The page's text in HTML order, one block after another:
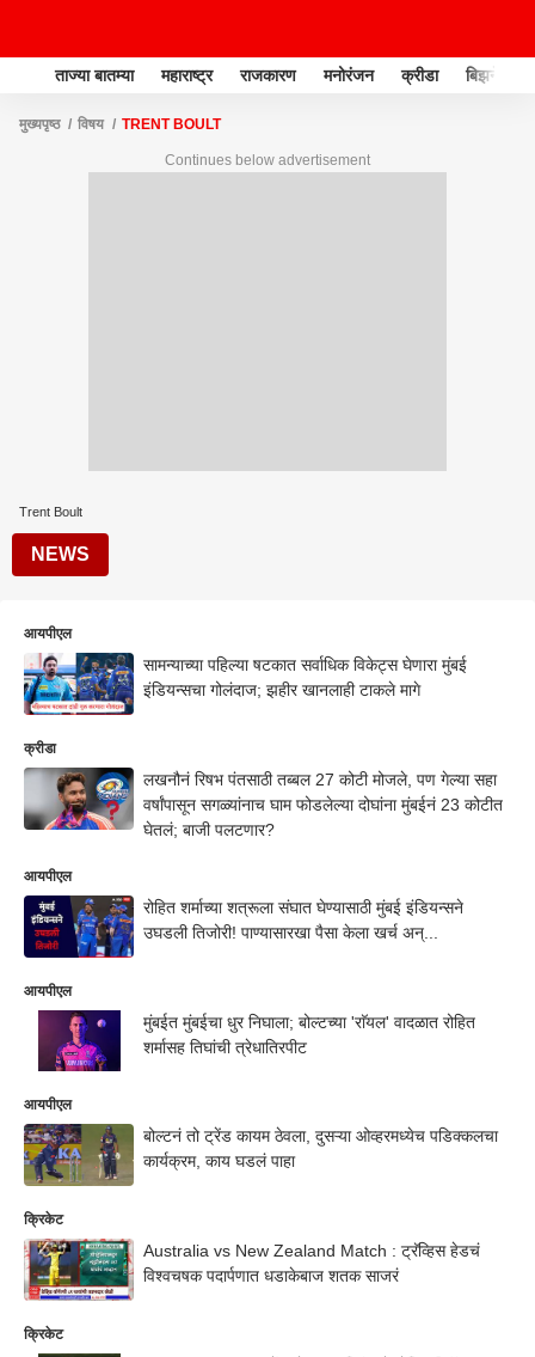
ताज्या बातम्या महाराष्ट्र राजकारण मनोरंजन क्रीडा बिझनेस
मुख्यपृष्ठ विषय TRENT BOULT
Continues below advertisement
Trent Boult
NEWS
आयपीएल
सामन्याच्या पहिल्या षटकात सर्वाधिक विकेट्स घेणारा मुंबई
इंडियन्सचा गोलंदाज; झहीर खानलाही टाकले मागे
क्रीडा
लखनौनं रिषभ पंतसाठी तब्बल 27 कोटी मोजले, पण गेल्या सहा
वर्षांपासून सगळ्यांनाच घाम फोडलेल्या दोघांना मुंबईनं 23 कोटीत
घेतलं; बाजी पलटणार?
आयपीएल
रोहित शर्माच्या शत्रूला संघात घेण्यासाठी मुंबई इंडियन्सने
उघडली तिजोरी! पाण्यासारखा पैसा केला खर्च अन्...
आयपीएल
मुंबईत मुंबईचा धुर निघाला; बोल्टच्या 'राॅयल' वादळात रोहित
शर्मासह तिघांची त्रेधातिरपीट
आयपीएल
बोल्टनं तो ट्रेंड कायम ठेवला, दुसऱ्या ओव्हरमध्येच पडिक्कलचा
कार्यक्रम, काय घडलं पाहा
क्रिकेट
Australia vs New Zealand Match : ट्रॅव्हिस हेडचं
विश्वचषक पदार्पणात धडाकेबाज शतक साजरं
क्रिकेट